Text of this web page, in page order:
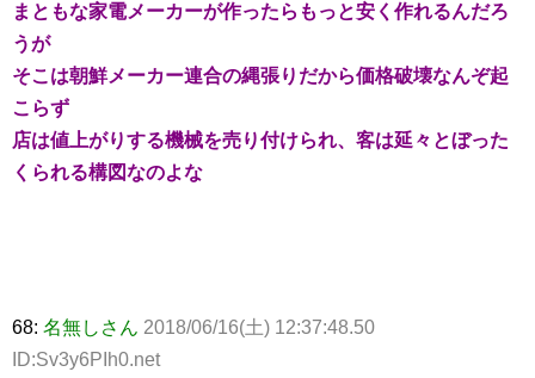
まともな家電メーカーが作ったらもっと安く作れるんだろ
うが
そこは朝鮮メーカー連合の縄張りだから価格破壊なんぞ起
こらず
店は値上がりする機械を売り付けられ、客は延々とぼった
くられる構図なのよな
68: 名無しさん 2018/06/16(土) 12:37:48.50
ID:Sv3y6PIh0.net